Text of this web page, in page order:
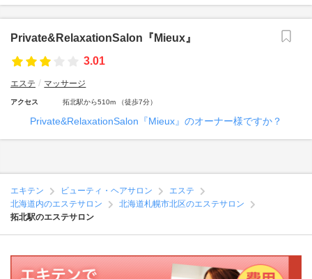
Private&RelaxationSalon『Mieux』
3.01
エステ マッサージ
アクセス 拓北駅から510m （徒歩7分）
Private&RelaxationSalon『Mieux』のオーナー様ですか？
エキテン ビューティ・ヘアサロン
エステ
北海道内のエステサロン
北海道札幌市北区のエステサロン
拓北駅のエステサロン